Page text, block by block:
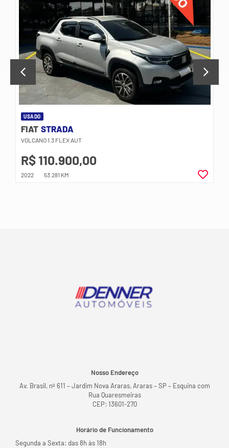
ULTRA AT9 4X4
R$ 179.900,00
2024 15.808 KM
Nosso Endereço
Av. Brasil, nº 611 – Jardim Nova Araras, Araras – SP – Esquina com
Rua Quaresmeiras
CEP: 13601-270
Horário de Funcionamento
Segunda a Sexta: das 8h às 18h